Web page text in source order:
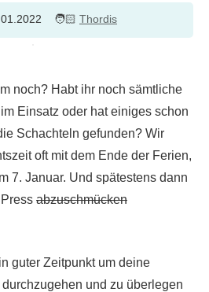
Thordis
noch? Habt ihr noch sämtliche
Einsatz oder hat einiges schon
Schachteln gefunden? Wir
oft mit dem Ende der Ferien,
7. Januar. Und spätestens dann
abzuschmücken
guter Zeitpunkt um deine
und zu überlegen